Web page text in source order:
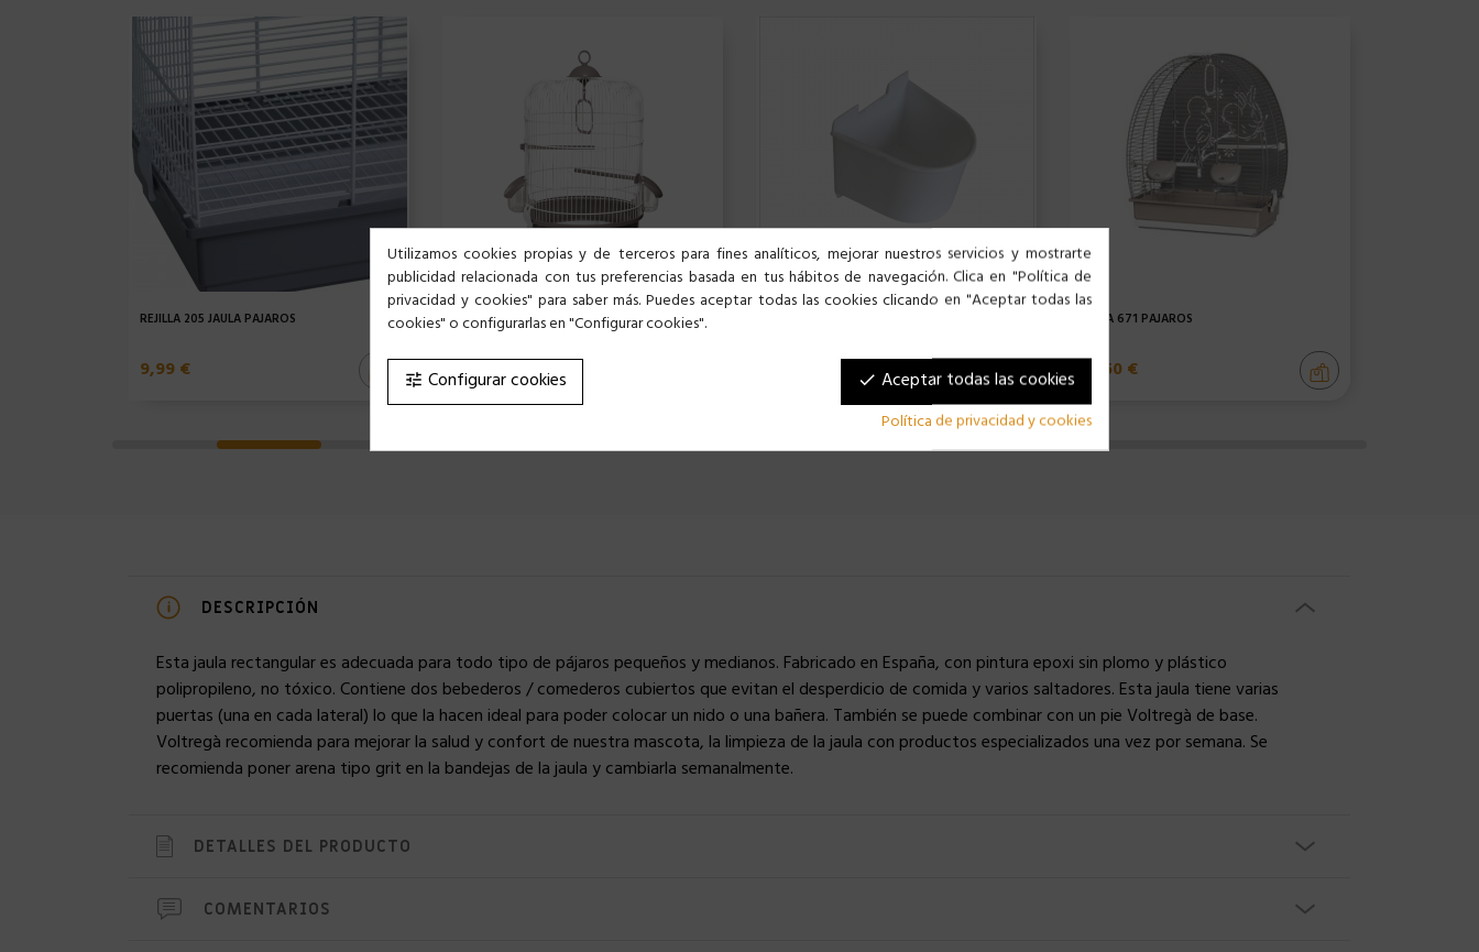
REJILLA 205 JAULA PÁJAROS
9,99 €
JAULA 736 PÁJAROS
34,99 €
JAULA 671 PÁJAROS
53,50 €
DESCRIPCIÓN
Esta jaula rectangular es adecuada para todo tipo de pájaros pequeños y medianos. Fabricado en España, con pintura epoxi sin plomo y plástico
polipropileno, no tóxico. Contiene dos bebederos / comederos cubiertos que evitan el desperdicio de comida y varios saltadores. Esta jaula tiene varias
puertas (una en cada lateral) lo que la hacen ideal para poder colocar un nido o una bañera. También se puede combinar con un pie Voltregà de base.
Voltregà recomienda para mejorar la salud y confort de nuestra mascota, la limpieza de la jaula con productos especializados una vez por semana. Se
recomienda poner arena tipo grit en la bandejas de la jaula y cambiarla semanalmente.
DETALLES DEL PRODUCTO
COMENTARIOS
Utilizamos cookies propias y de terceros para fines analíticos, mejorar nuestros servicios y mostrarte
publicidad relacionada con tus preferencias basada en tus hábitos de navegación. Clica en "Política de
privacidad y cookies" para saber más. Puedes aceptar todas las cookies clicando en "Aceptar todas las
cookies" o configurarlas en "Configurar cookies".
done Aceptar todas las cookies
tune Configurar cookies
Política de privacidad y cookies